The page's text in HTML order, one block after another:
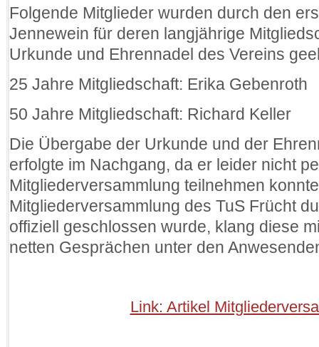
Folgende Mitglieder wurden durch den
Jennewein für deren langjährige
Urkunde und Ehrennadel des Vereins
25 Jahre Mitgliedschaft: Erika Gebenroth
50 Jahre Mitgliedschaft: Richard Keller
Die Übergabe der Urkunde und der
erfolgte im Nachgang, da er leider nicht
Mitgliederversammlung teilnehmen
Mitgliederversammlung des TuS Frücht
offiziell geschlossen wurde, klang diese
netten Gesprächen unter den
Link: Artikel